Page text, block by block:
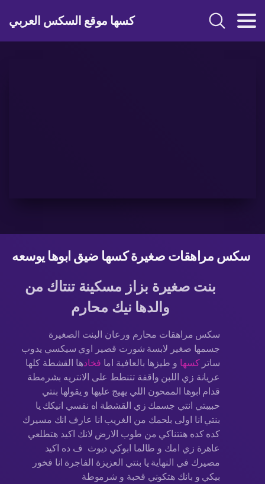
كسها موقع السكس العربي
سكس مراهقات صغيرة كسها ضيق ابوها يوسعه
بنت صغيرة بزاز مسكينة تنتاك من
والدها نيك محارم
سكس مراهقات محارم ورعان البنت الصغيرة
جسمها صغير لابسة شورت قصير اوي سيكسي يدوب
ساتركسها و طيزها بالعافية اما فخادها القشطة كلها
عريانة زي اللبن واقفة تتنطط على الانتريه بشرمطة
قدام ابوها الممحون اللي يهيج عليها و يقولها بنتي
حبيبتي انتي جسمك زي القشطة اه نفسي انيكك يا
بنتي انا اولى بلحمك من الغريب انا عارف انك مسيرك
كده كده هتتناكي من طوب الارض لانك اكيد هتطلعي
عاهرة زي امك و طالما ابوكي ديوث ف ده اكيد
مصيرك في النهاية يا بنتي العزيزة الفاجرة انا فخور
بيكي و بانك هتكوني قحبة و شرموطة